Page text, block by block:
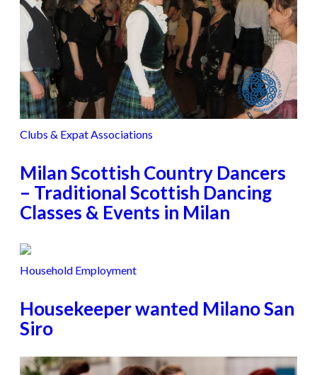
Clubs & Expat Associations
Milan Scottish Country Dancers
– Traditional Scottish Dancing
Classes & Events in Milan
Household Employment
Housekeeper wanted Milano San
Siro